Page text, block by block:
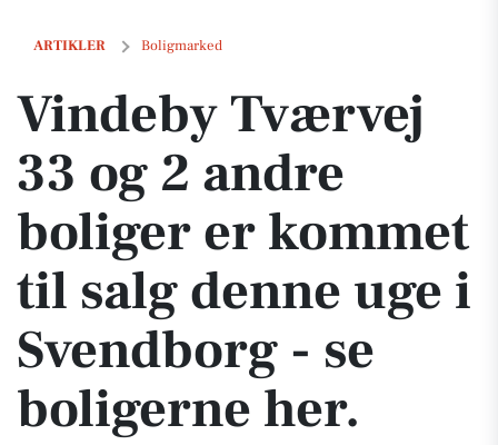
ARTIKLER Boligmarked
Vindeby Tværvej 33 og 2 andre boliger er kommet til salg denne uge
Vindeby Tværvej
33 og 2 andre
boliger er kommet
til salg denne uge i
Svendborg - se
boligerne her.